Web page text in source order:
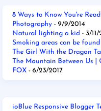
8 Ways to Know You're
Photography - 9/9/2014
Natural lighting a kid - 3/11/
Smoking areas can be
The Girl With the Dragon
The Mountain Between Us
FOX - 6/23/2017
ioBlue Responsive Blogger